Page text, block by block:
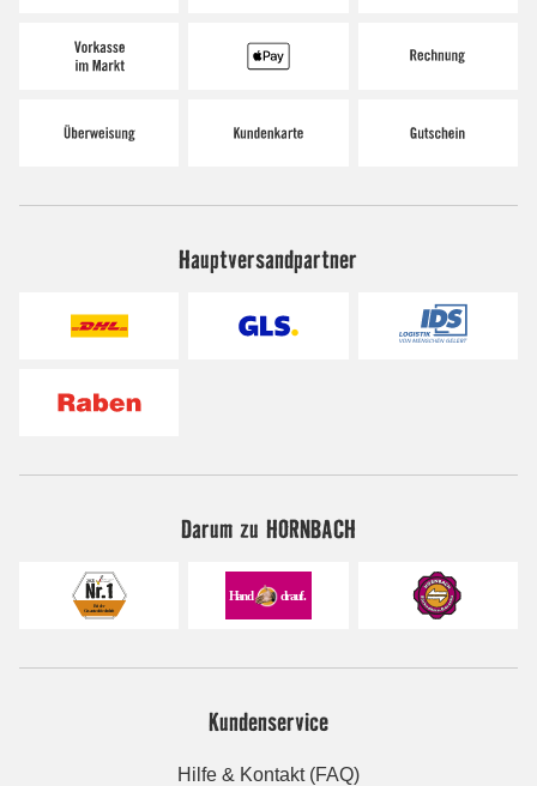
Hauptversandpartner
Darum zu HORNBACH
Kundenservice
Hilfe & Kontakt (FAQ)